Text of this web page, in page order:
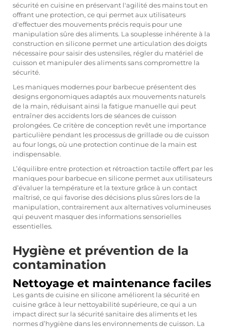
sécurité en cuisine en préservant l'agilité des mains tout en
offrant une protection, ce qui permet aux utilisateurs
d'effectuer des mouvements précis requis pour une
manipulation sûre des aliments. La souplesse inhérente à la
construction en silicone permet une articulation des doigts
nécessaire pour saisir des ustensiles, régler du matériel de
cuisson et manipuler des aliments sans compromettre la
sécurité.
Les maniques modernes pour barbecue présentent des
designs ergonomiques adaptés aux mouvements naturels
de la main, réduisant ainsi la fatigue manuelle qui peut
entraîner des accidents lors de séances de cuisson
prolongées. Ce critère de conception revêt une importance
particulière pendant les processus de grillade ou de cuisson
au four longs, où une protection continue de la main est
indispensable.
L’équilibre entre protection et rétroaction tactile offert par les
maniques pour barbecue en silicone permet aux utilisateurs
d’évaluer la température et la texture grâce à un contact
maîtrisé, ce qui favorise des décisions plus sûres lors de la
manipulation, contrairement aux alternatives volumineuses
qui peuvent masquer des informations sensorielles
essentielles.
Hygiène et prévention de la
contamination
Nettoyage et maintenance faciles
Les gants de cuisine en silicone améliorent la sécurité en
cuisine grâce à leur nettoyabilité supérieure, ce qui a un
impact direct sur la sécurité sanitaire des aliments et les
normes d’hygiène dans les environnements de cuisson. La